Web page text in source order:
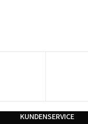
KUNDENSERVICE